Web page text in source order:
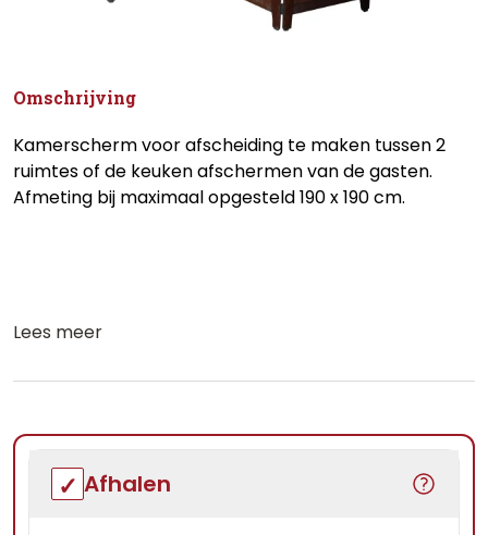
Omschrijving
Kamerscherm voor afscheiding te maken tussen 2
ruimtes of de keuken afschermen van de gasten.
Afmeting bij maximaal opgesteld 190 x 190 cm.
Lees meer
Afhalen